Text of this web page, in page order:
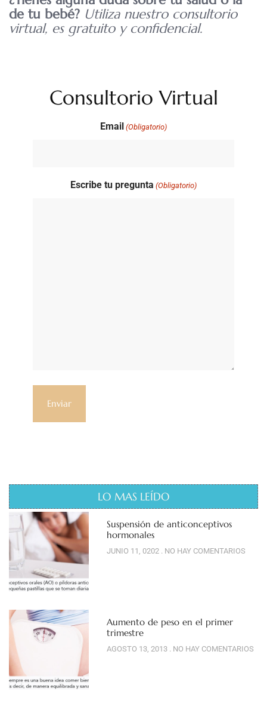
de tu bebé? Utiliza nuestro consultorio
virtual, es gratuito y confidencial.
Consultorio Virtual
Email (Obligatorio)
Escribe tu pregunta (Obligatorio)
LO MAS LEÍDO
Suspensión de anticonceptivos
hormonales
JUNIO 11, 0202 NO HAY COMENTARIOS
Aumento de peso en el primer
trimestre
AGOSTO 13, 2013 NO HAY COMENTARIOS